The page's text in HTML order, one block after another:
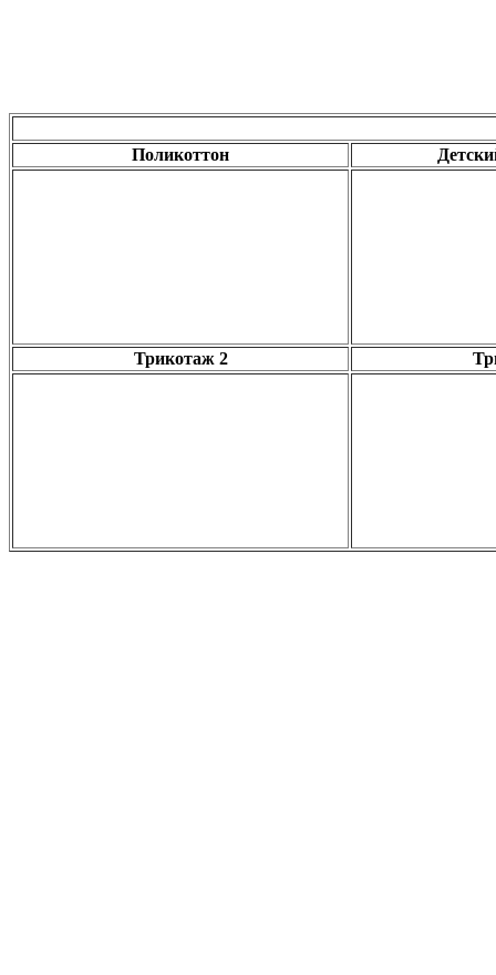
Поликоттон
Трикотаж 2